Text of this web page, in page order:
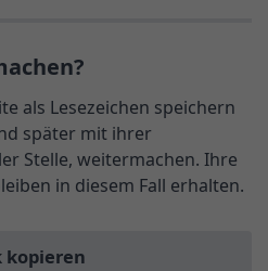
als Lesezeichen speichern
später mit ihrer
Stelle, weitermachen. Ihre
in diesem Fall erhalten.
kopieren